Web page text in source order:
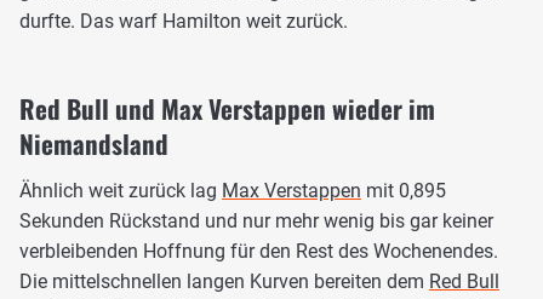
durfte. Das warf Hamilton weit zurück.
Red Bull und Max Verstappen wieder im
Niemandsland
Ähnlich weit zurück lag Max Verstappen mit 0,895
Sekunden Rückstand und nur mehr wenig bis gar keiner
verbleibenden Hoffnung für den Rest des Wochenendes.
Die mittelschnellen langen Kurven bereiten dem Red Bull